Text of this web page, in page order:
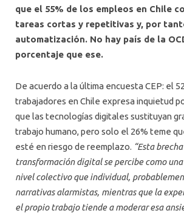
que el 55% de los empleos en Chile
tareas cortas y repetitivas y, por
automatización. No hay país de la
porcentaje que ese.
De acuerdo a la última encuesta CEP: el
trabajadores en Chile expresa inquietud
que las tecnologías digitales sustituyan
trabajo humano, pero solo el 26% teme
esté en riesgo de reemplazo. “Esta
transformación digital se percibe como
nivel colectivo que individual,
narrativas alarmistas, mientras que la
el propio trabajo tiende a moderar esa